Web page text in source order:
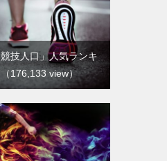
技人口」人気ランキ
（176,133 view）